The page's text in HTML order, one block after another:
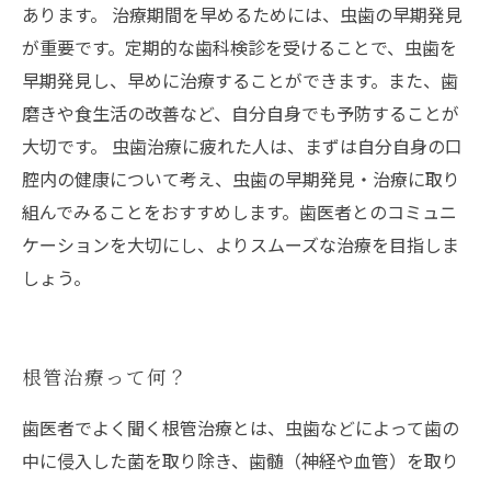
あります。 治療期間を早めるためには、虫歯の早期発見
が重要です。定期的な歯科検診を受けることで、虫歯を
早期発見し、早めに治療することができます。また、歯
磨きや食生活の改善など、自分自身でも予防することが
大切です。 虫歯治療に疲れた人は、まずは自分自身の口
腔内の健康について考え、虫歯の早期発見・治療に取り
組んでみることをおすすめします。歯医者とのコミュニ
ケーションを大切にし、よりスムーズな治療を目指しま
しょう。
根管治療って何？
歯医者でよく聞く根管治療とは、虫歯などによって歯の
中に侵入した菌を取り除き、歯髄（神経や血管）を取り